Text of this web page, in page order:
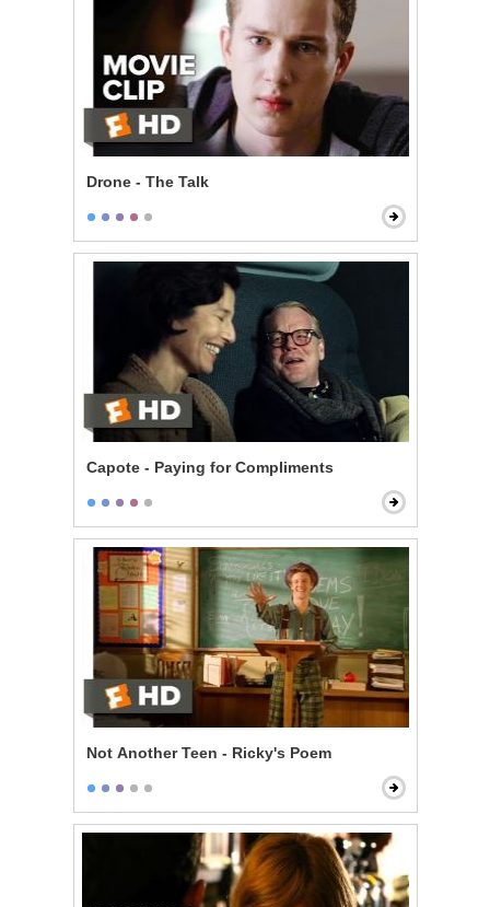
Drone - The Talk
Capote - Paying for Compliments
Not Another Teen - Ricky's Poem